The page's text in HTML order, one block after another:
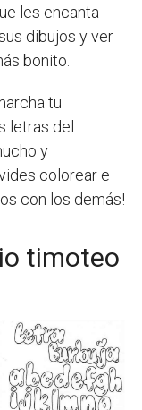
les encanta
dibujos y ver
bonito.
tu
letras del
y
colorear e
con los demás!
timoteo